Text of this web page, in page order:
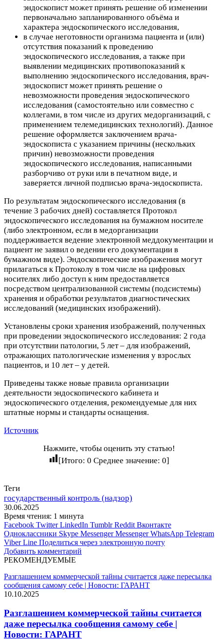
эндоскопист может принять решение об изменении
первоначально запланированного объёма и
характера эндоскопического исследования,
в случае неготовности организма пациента и (или)
отсутствия показаний к проведению
эндоскопического исследования, а также при
выявлении медицинских противопоказаний к
выполнению эндоскопического исследования, врач-
эндоскопист может принять решение о
невозможности проведения эндоскопического
исследования (самостоятельно или совместно с
коллегами, в том числе из других медорганизаций, с
применением телемедицинских технологий). Данное
решение оформляется заключением врача-
эндоскописта с указанием причины (нескольких
причин) невозможности проведения
эндоскопического исследования, написанными
разборчиво от руки или в печатном виде, и
заверяется личной подписью врача-эндоскописта.
По результатам эндоскопического исследования (в
течение 3 рабочих дней) составляется Протокол
эндоскопического исследования на бумажном носителе
(либо электронном, если в медорганизации
поддерживается ведение электронной меддокументации и
пациент не заявил о ведении его документации в
бумажном виде). Эндоскопические изображения могут
прилагаться к Протоколу в том числе на цифровых
носителях либо доступ к ним предоставляется
посредством централизованной системы (подсистемы)
хранения и обработки результатов диагностических
исследований (медицинских изображений).
Установлены сроки хранения изображений, полученных
при проведении эндоскопического исследования: 2 года
при отсутствии патологии, 5 лет – для изображений,
отражающих патологические изменения у взрослых
пациентов, и 10 лет – у детей.
Приведены также новые правила организации
деятельности эндоскопического кабинета и
эндоскопического отделения, рекомендуемые для них
штатные нормы и стандарты оснащения.
Источник
Нажмите, чтобы оценить эту статью!
[Итого: 0 Среднее значение: 0]
Теги
государственный контроль (надзор)
30.06.2025
Время чтения: 1 минута
Facebook Twitter LinkedIn Tumblr Reddit Вконтакте
Одноклассники Skype Messenger Messenger WhatsApp Telegram
Viber Line Поделиться через электронную почту
Добавить комментарий
РЕКОМЕНДУЕМЫЕ
Разглашением коммерческой тайны считается даже пересылка
сообщения самому себе | Новости: ГАРАНТ
10.10.2025
Разглашением коммерческой тайны считается
даже пересылка сообщения самому себе |
Новости: ГАРАНТ